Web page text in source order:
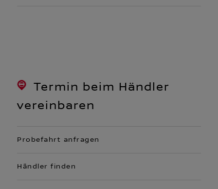
Termin beim Händler
vereinbaren
Probefahrt anfragen
Händler finden